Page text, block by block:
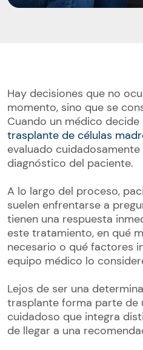
Hay decisiones que no
momento, sino que se
Cuando un médico decide
trasplante de células
evaluado
diagnóstico del paciente.
A lo largo del proceso,
suelen enfrentarse a
tienen una respuesta
este tratamiento, en qué
necesario o qué factores
equipo médico lo
Lejos de ser una
trasplante forma parte de
cuidadoso que integra
de llegar a una